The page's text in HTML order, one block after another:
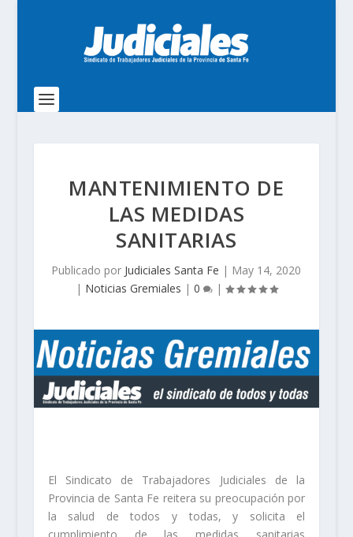
MANTENIMIENTO DE
LAS MEDIDAS
SANITARIAS
Publicado por Judiciales Santa Fe | May 14, 2020
| Noticias Gremiales | 0 |
El Sindicato de Trabajadores Judiciales de la
Provincia de Santa Fe reitera su preocupación por
la salud de todos y todas, y solicita el